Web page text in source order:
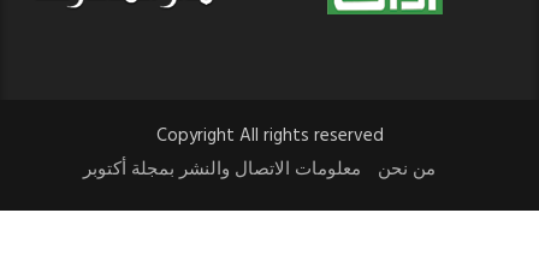
Copyright All rights reserved
من نحن
معلومات الاتصال والنشر بمجلة أكتوبر